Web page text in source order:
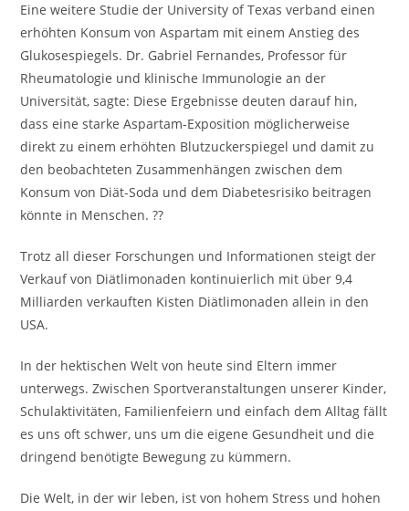
Eine weitere Studie der University of Texas verband einen
erhöhten Konsum von Aspartam mit einem Anstieg des
Glukosespiegels. Dr. Gabriel Fernandes, Professor für
Rheumatologie und klinische Immunologie an der
Universität, sagte: Diese Ergebnisse deuten darauf hin,
dass eine starke Aspartam-Exposition möglicherweise
direkt zu einem erhöhten Blutzuckerspiegel und damit zu
den beobachteten Zusammenhängen zwischen dem
Konsum von Diät-Soda und dem Diabetesrisiko beitragen
könnte in Menschen. ??
Trotz all dieser Forschungen und Informationen steigt der
Verkauf von Diätlimonaden kontinuierlich mit über 9,4
Milliarden verkauften Kisten Diätlimonaden allein in den
USA.
In der hektischen Welt von heute sind Eltern immer
unterwegs. Zwischen Sportveranstaltungen unserer Kinder,
Schulaktivitäten, Familienfeiern und einfach dem Alltag fällt
es uns oft schwer, uns um die eigene Gesundheit und die
dringend benötigte Bewegung zu kümmern.
Die Welt, in der wir leben, ist von hohem Stress und hohen